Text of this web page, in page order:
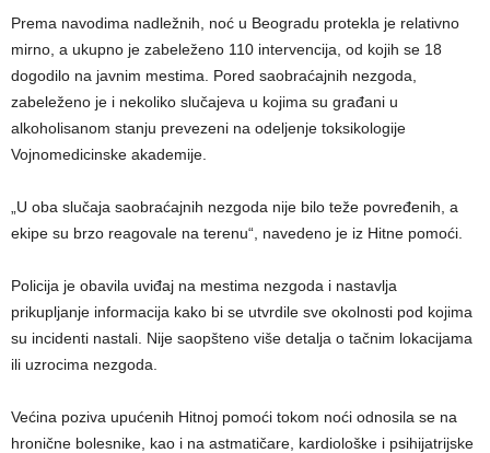
Prema navodima nadležnih, noć u Beogradu protekla je relativno
mirno, a ukupno je zabeleženo 110 intervencija, od kojih se 18
dogodilo na javnim mestima. Pored saobraćajnih nezgoda,
zabeleženo je i nekoliko slučajeva u kojima su građani u
alkoholisanom stanju prevezeni na odeljenje toksikologije
Vojnomedicinske akademije.
„U oba slučaja saobraćajnih nezgoda nije bilo teže povređenih, a
ekipe su brzo reagovale na terenu“, navedeno je iz Hitne pomoći.
Policija je obavila uviđaj na mestima nezgoda i nastavlja
prikupljanje informacija kako bi se utvrdile sve okolnosti pod kojima
su incidenti nastali. Nije saopšteno više detalja o tačnim lokacijama
ili uzrocima nezgoda.
Većina poziva upućenih Hitnoj pomoći tokom noći odnosila se na
hronične bolesnike, kao i na astmatičare, kardiološke i psihijatrijske